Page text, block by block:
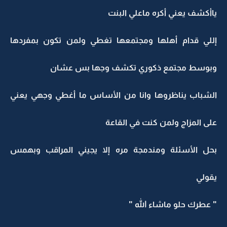
ياأكشف يعني أكره ماعلي البنت
إللي قدام أهلها ومجتمعها تغطي ولمن تكون بمفردها
وبوسط مجتمع ذكوري تكشف وجها بس عشان
الشباب يناظروها وانا من الأساس ما أغطي وجهي يعني
على المزاج ولمن كنت في القاعة
بحل الأسئلة ومندمجة مره إلا يجيني المراقب وبهمس
يقولي
" عطرك حلو ماشاء الله "